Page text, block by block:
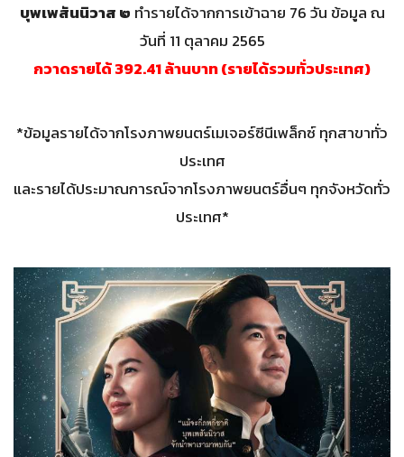
บุพเพสันนิวาส ๒ ทำรายได้จากการเข้าฉาย 76 วัน ข้อมูล ณ
วันที่ 11 ตุลาคม 2565
กวาดรายได้ 392.41 ล้านบาท (รายได้รวมทั่วประเทศ)
*ข้อมูลรายได้จากโรงภาพยนตร์เมเจอร์ซีนีเพล็กซ์ ทุกสาขาทั่ว
ประเทศ
และรายได้ประมาณการณ์จากโรงภาพยนตร์อื่นๆ ทุกจังหวัดทั่ว
ประเทศ*